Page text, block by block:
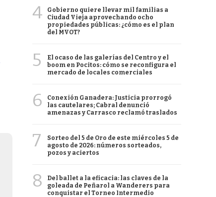
4
Gobierno quiere llevar mil familias a
Ciudad Vieja aprovechando ocho
propiedades públicas: ¿cómo es el plan
del MVOT?
5
El ocaso de las galerías del Centro y el
boom en Pocitos: cómo se reconfigura el
mercado de locales comerciales
6
Conexión Ganadera: Justicia prorrogó
las cautelares; Cabral denunció
amenazas y Carrasco reclamó traslados
7
Sorteo del 5 de Oro de este miércoles 5 de
agosto de 2026: números sorteados,
pozos y aciertos
8
Del ballet a la eficacia: las claves de la
goleada de Peñarol a Wanderers para
conquistar el Torneo Intermedio